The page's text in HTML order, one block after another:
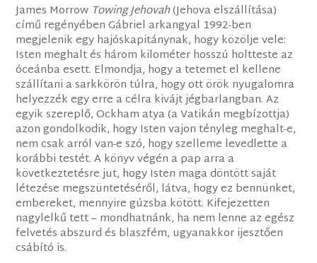
James Morrow Towing Jehovah(Jehova elszállítása)
című regényében Gábriel arkangyal 1992-ben
megjelenik egy hajóskapitánynak, hogy közölje vele:
Isten meghalt és három kilométer hosszú holtteste az
óceánba esett. Elmondja, hogy a tetemet el kellene
szállítani a sarkkörön túlra, hogy ott örök nyugalomra
helyezzék egy erre a célra kivájt jégbarlangban. Az
egyik szereplő, Ockham atya (a Vatikán megbízottja)
azon gondolkodik, hogy Isten vajon tényleg meghalt-e,
nem csak arról van-e szó, hogy szelleme levedlette a
korábbi testét. A könyv végén a pap arra a
következtetésre jut, hogy Isten maga döntött saját
létezése megszüntetéséről, látva, hogy ez bennünket,
embereket, mennyire gúzsba kötött. Kifejezetten
nagylelkű tett – mondhatnánk, ha nem lenne az egész
felvetés abszurd és blaszfém, ugyanakkor ijesztően
csábító is.